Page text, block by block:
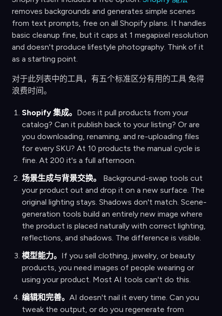
removes backgrounds and generates simple scenes
from text prompts, free on all Shopify plans. It handles
basic cleanup fine, but it caps at 1 megapixel resolution
and doesn't produce lifestyle photography. Think of it
as a starting point.
对于此列表中的工具，有五个标准区分有用的工具 免得
浪费时间。
Shopify 集成。 Does it pull products from your
catalog? Can it publish back to your listing? Or are
you downloading, renaming, and re-uploading files
for every SKU? At 10 products the manual cycle is
fine. At 200 it's a full afternoon.
场景生成与背景交换。
Background-swap tools cut
your product out and drop it on a new surface. The
original lighting stays. Shadows don't match. Scene-
generation tools build an entirely new image where
the product is placed naturally with correct lighting,
reflections, and shadows. The difference is visible.
模型能力。 If you sell clothing, jewelry, or beauty
products, you need images of people wearing or
using your product. Most AI tools can't do this.
编辑和完善。 AI doesn't nail it every time. Can you
tweak the output, or do you regenerate from